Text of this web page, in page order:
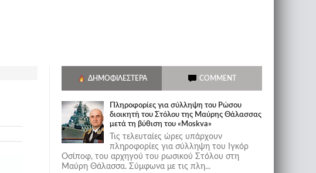
ΔΗΜΟΦΙΛΈΣΤΕΡΑ COMMENT
Πληροφορίες για σύλληψη του Ρώσου
διοικητή του Στόλου της Mαύρης Θάλασσας
μετά τη βύθιση του «Moskva»
Τις τελευταίες ώρες υπάρχουν
πληροφορίες για σύλληψη του Ιγκόρ
Οσίποφ, του αρχηγού του ρωσικού Στόλου στη
Μαύρη Θάλασσα. Σύμφωνα με τις πλη...